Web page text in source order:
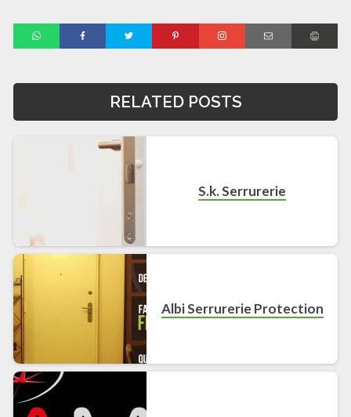
RELATED POSTS
S.k. Serrurerie
Albi Serrurerie Protection